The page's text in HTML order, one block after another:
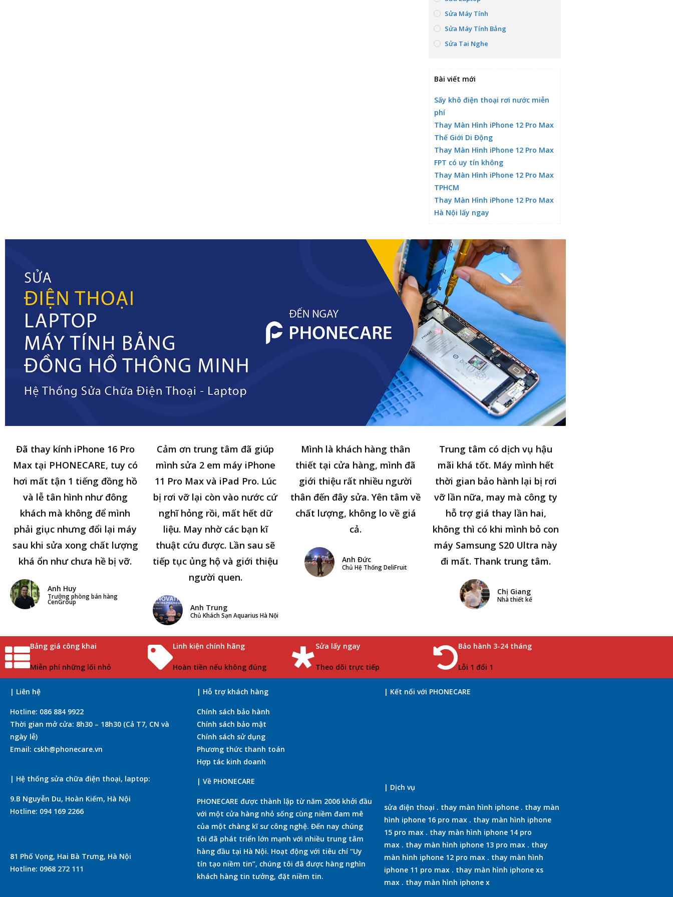
Sửa Máy Tính
Sửa Máy Tính Bảng
Sửa Tai Nghe
Bài viết mới
Sấy khô điện thoại rơi nước miễn
phí
Thay Màn Hình iPhone 12 Pro Max
Thế Giới Di Động
Thay Màn Hình iPhone 12 Pro Max
FPT có uy tín không
Thay Màn Hình iPhone 12 Pro Max
TPHCM
Thay Màn Hình iPhone 12 Pro Max
Hà Nội lấy ngay
Đã thay kính iPhone 16 Pro
Max tại PHONECARE, tuy có
hơi mất tận 1 tiếng đồng hồ
và lễ tân hình như đông
khách mà không để mình
phải giục nhưng đổi lại máy
sau khi sửa xong chất lượng
khá ổn như chưa hề bị vỡ.
Anh Huy
Trưởng phòng bán hàng
CenGroup
Cảm ơn trung tâm đã giúp
mình sửa 2 em máy iPhone
11 Pro Max và iPad Pro. Lúc
bị rơi vỡ lại còn vào nước cứ
nghĩ hỏng rồi, mất hết dữ
liệu. May nhờ các bạn kĩ
thuật cứu được. Lần sau sẽ
tiếp tục ủng hộ và giới thiệu
người quen.
Anh Trung
Chủ Khách Sạn Aquarius Hà Nội
Mình là khách hàng thân
thiết tại cửa hàng, mình đã
giới thiệu rất nhiều người
thân đến đây sửa. Yên tâm về
chất lượng, không lo về giá
cả.
Anh Đức
Chủ Hệ Thống DeliFruit
Trung tâm có dịch vụ hậu
mãi khá tốt. Máy mình hết
thời gian bảo hành lại bị rơi
vỡ lần nữa, may mà công ty
hỗ trợ giá thay lần hai,
không thì có khi mình bỏ con
máy Samsung S20 Ultra này
đi mất. Thank trung tâm.
Chị Giang
Nhà thiết kế
Bảng giá công khai
Miễn phí những lối nhỏ
Linh kiện chính hãng
Hoàn tiền nếu không đúng
Sửa lấy ngay
Theo dõi trực tiếp
Bảo hành 3-24 tháng
Lỗi 1 đổi 1
| Liên hệ
Hotline: 086 884 9922
Thời gian mở cửa: 8h30 – 18h30 (Cả T7, CN và
ngày lễ)
Email: cskh@phonecare.vn
| Hệ thống sửa chữa điện thoại, laptop:
9.B Nguyễn Du, Hoàn Kiếm, Hà Nội
Hotline: 094 169 2266
81 Phố Vọng, Hai Bà Trưng, Hà Nội
Hotline: 0968 272 111
| Hỗ trợ khách hàng
Chính sách bảo hành
Chính sách bảo mật
Chính sách sử dụng
Phương thức thanh toán
Hợp tác kinh doanh
| Về PHONECARE
PHONECARE được thành lập từ năm 2006 khởi đầu
với một cửa hàng nhỏ sống cùng niềm đam mê
của một chàng kĩ sư công nghệ. Đến nay chúng
tôi đã phát triển lớn mạnh với nhiều trung tâm
hàng đầu tại Hà Nội. Hoạt động với tiêu chí “Uy
tín tạo niềm tin”, chúng tôi đã được hàng nghìn
khách hàng tin tưởng, đặt niềm tin.
| Kết nối với PHONECARE
| Dịch vụ
sửa điện thoại . thay màn hình iphone. thay màn
hình iphone 16 pro max. thay màn hình iphone
15 pro max. thay màn hình iphone 14 pro
max. thay màn hình iphone 13 pro max. thay
màn hình iphone 12 pro max. thay màn hình
iphone 11 pro max. thay màn hình iphone xs
max. thay màn hình iphone x